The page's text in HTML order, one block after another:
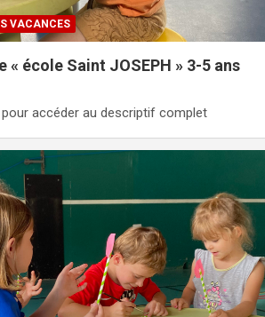
VACANCES
« école Saint JOSEPH » 3-5 ans
pour accéder au descriptif complet